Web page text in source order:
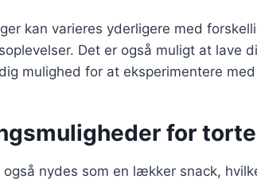
kan varieres yderligere med
Det er også muligt at lave
mulighed for at eksperimentere
for
også nydes som en lækker snack,